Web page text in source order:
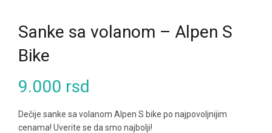
Sanke sa volanom – Alpen S
Bike
9.000 rsd
Dečije sanke sa volanom Alpen S bike po najpovoljnijim
cenama! Uverite se da smo najbolji!